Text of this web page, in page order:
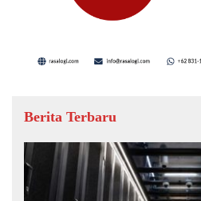
Berita Terbaru